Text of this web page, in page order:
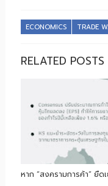
ECONOMICS TRADE
RELATED POSTS
หาก “สงครามการค้า” ยืด